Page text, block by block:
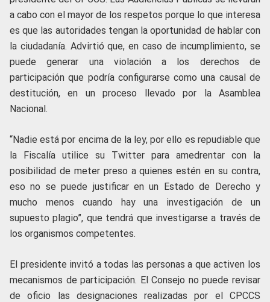
a cabo con el mayor de los respetos porque lo que interesa
es que las autoridades tengan la oportunidad de hablar con
la ciudadanía. Advirtió que, en caso de incumplimiento, se
puede generar una violación a los derechos de
participación que podría configurarse como una causal de
destitución, en un proceso llevado por la Asamblea
Nacional.
“Nadie está por encima de la ley, por ello es repudiable que
la Fiscalía utilice su Twitter para amedrentar con la
posibilidad de meter preso a quienes estén en su contra,
eso no se puede justificar en un Estado de Derecho y
mucho menos cuando hay una investigación de un
supuesto plagio”, que tendrá que investigarse a través de
los organismos competentes.
El presidente invitó a todas las personas a que activen los
mecanismos de participación. El Consejo no puede revisar
de oficio las designaciones realizadas por el CPCCS